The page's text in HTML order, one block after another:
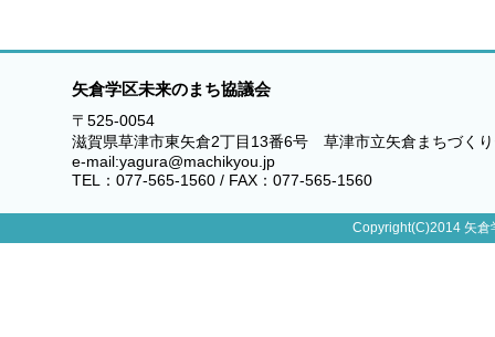
矢倉学区未来のまち協議会
〒525-0054
滋賀県草津市東矢倉2丁目13番6号 草津市立矢倉まちづく
e-mail:yagura@machikyou.jp
TEL：077-565-1560 / FAX：077-565-1560
Copyright(C)2014 矢倉